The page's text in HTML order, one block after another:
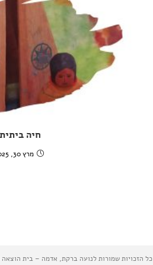
חיה ביתית
מרץ 30, 2025
כל הזכויות שמורות לנועה ברקת, אדמה – בית